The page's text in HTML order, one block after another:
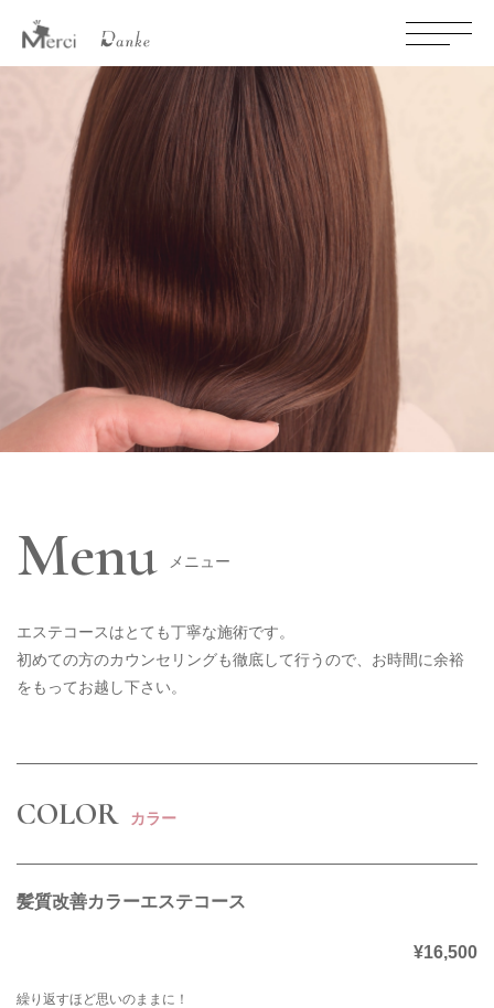
Menu メニュー
エステコースはとても丁寧な施術です。
初めての方のカウンセリングも徹底して行うので、お時間に余裕
をもってお越し下さい。
COLOR カラー
髪質改善カラーエステコース
¥16,500
繰り返すほど思いのままに！